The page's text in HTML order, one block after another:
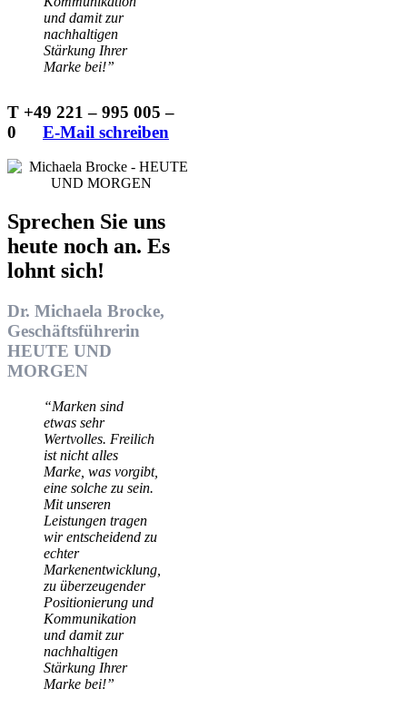
und damit zur
nachhaltigen
Stärkung Ihrer
Marke bei!”
T +49 221 – 995 005 –
0
E-Mail schreiben
Sprechen Sie uns
heute noch an. Es
lohnt sich!
Dr. Michaela Brocke,
Geschäftsführerin
HEUTE UND
MORGEN
“Marken sind
etwas sehr
Wertvolles. Freilich
ist nicht alles
Marke, was vorgibt,
eine solche zu sein.
Mit unseren
Leistungen tragen
wir entscheidend zu
echter
Markenentwicklung,
zu überzeugender
Positionierung und
Kommunikation
und damit zur
nachhaltigen
Stärkung Ihrer
Marke bei!”